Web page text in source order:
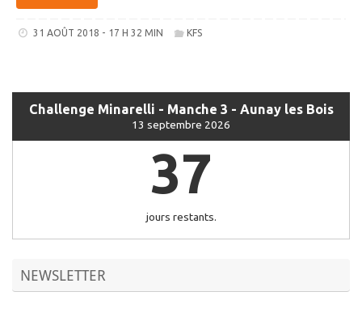
31 AOÛT 2018 - 17 H 32 MIN KFS
Challenge Minarelli - Manche 3 - Aunay les Bois
13 septembre 2026
37
jours restants.
NEWSLETTER